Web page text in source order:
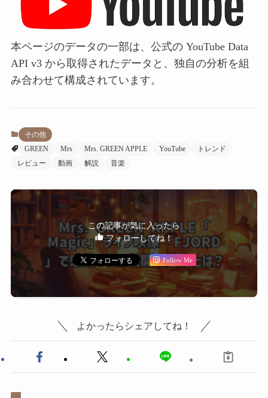
本ページのデータの一部は、公式の YouTube Data
API v3 から取得されたデータと、独自の分析を組
み合わせて構成されています。
その他
GREEN
Mrs Mrs. GREEN APPLE YouTube
トレンド
レビュー
動画 解説 音楽
この記事が気に入ったら
フォローしてね！
Follow Me
よかったらシェアしてね！